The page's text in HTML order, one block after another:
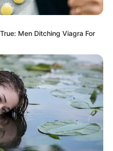
Men Ditching Viagra For